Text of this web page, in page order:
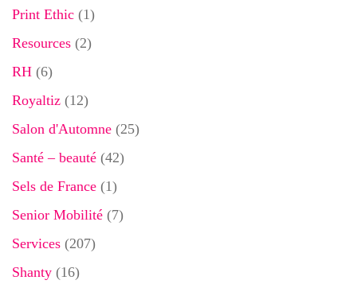
Print Ethic (1)
Resources (2)
RH (6)
Royaltiz (12)
Salon d'Automne (25)
Santé – beauté (42)
Sels de France (1)
Senior Mobilité (7)
Services (207)
Shanty (16)